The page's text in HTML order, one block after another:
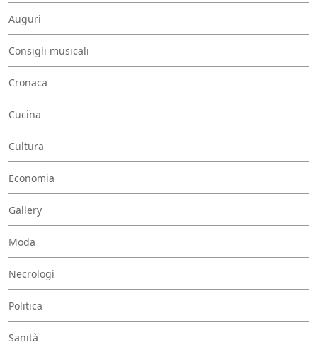
Auguri
Consigli musicali
Cronaca
Cucina
Cultura
Economia
Gallery
Moda
Necrologi
Politica
Sanità